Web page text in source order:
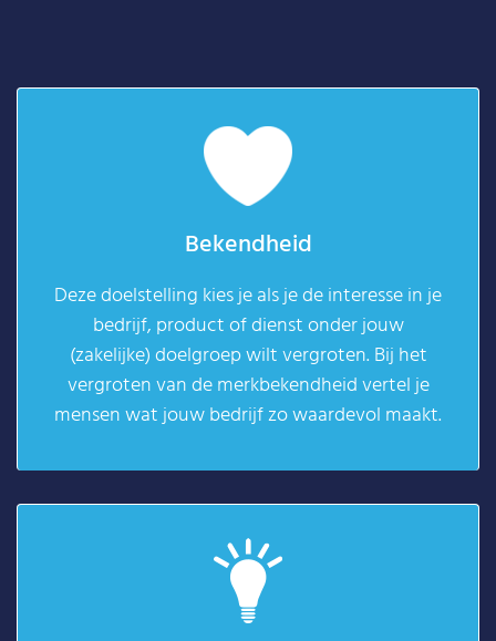
Bekendheid
Deze doelstelling kies je als je de interesse in je
bedrijf, product of dienst onder jouw
(zakelijke) doelgroep wilt vergroten. Bij het
vergroten van de merkbekendheid vertel je
mensen wat jouw bedrijf zo waardevol maakt.